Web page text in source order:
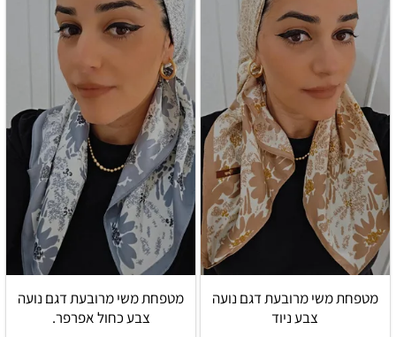
מטפחת משי מרובעת דגם נועה
צבע ניוד
מטפחת משי מרובעת דגם נועה
צבע כחול אפרפר.